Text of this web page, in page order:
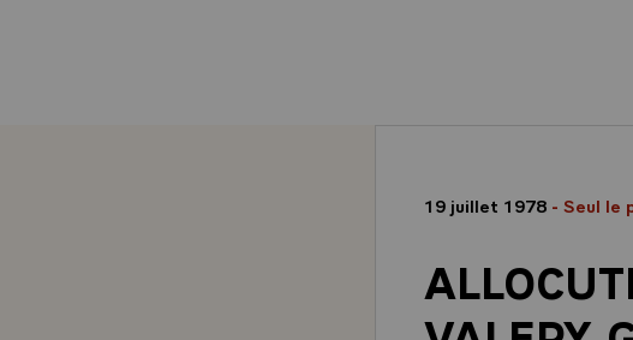
19 juillet 1978 - Seul le